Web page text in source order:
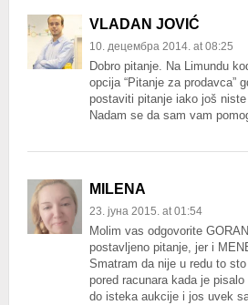
VLADAN JOVIĆ
10. децембра 2014. at 08:25
Dobro pitanje. Na Limundu
opcija “Pitanje za prodavca”
postaviti pitanje iako još
Nadam se da sam vam
MILENA
23. јуна 2015. at 01:54
Molim vas odgovorite
postavljeno pitanje, jer i
Smatram da nije u redu to
pored racunara kada je
do isteka aukcije i jos uvek